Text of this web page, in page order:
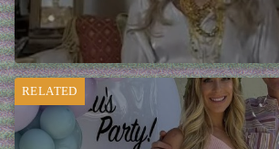
RELATED